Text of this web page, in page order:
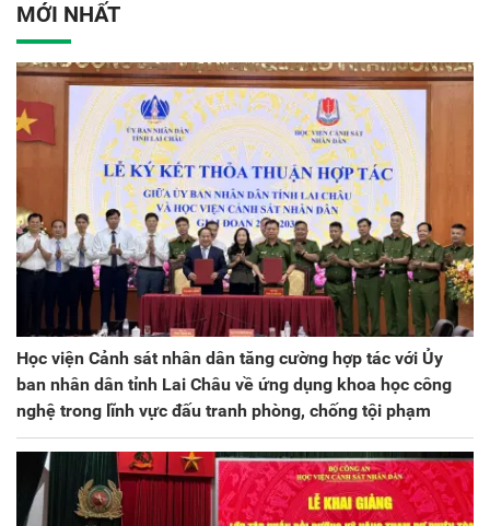
MỚI NHẤT
Học viện Cảnh sát nhân dân tăng cường hợp tác với Ủy
ban nhân dân tỉnh Lai Châu về ứng dụng khoa học công
nghệ trong lĩnh vực đấu tranh phòng, chống tội phạm